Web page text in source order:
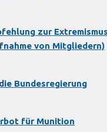
zur
von Mitgliedern)
Bundesregierung
für Munition